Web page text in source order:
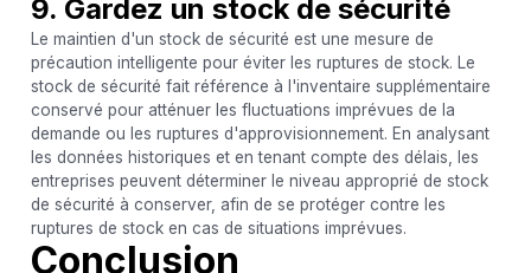
9. Gardez un stock de sécurité
Le maintien d'un stock de sécurité est une mesure de
précaution intelligente pour éviter les ruptures de stock. Le
stock de sécurité fait référence à l'inventaire supplémentaire
conservé pour atténuer les fluctuations imprévues de la
demande ou les ruptures d'approvisionnement. En analysant
les données historiques et en tenant compte des délais, les
entreprises peuvent déterminer le niveau approprié de stock
de sécurité à conserver, afin de se protéger contre les
ruptures de stock en cas de situations imprévues.
Conclusion